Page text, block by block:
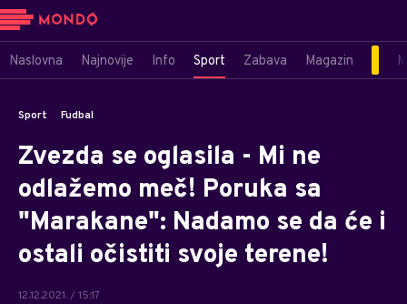
Naslovna Najnovije Info Sport Zabava Magazin
Sport Fudbal
Zvezda se oglasila - Mi ne
odlažemo meč! Poruka sa
"Marakane": Nadamo se da će i
ostali očistiti svoje terene!
12.12.2021. / 15:17